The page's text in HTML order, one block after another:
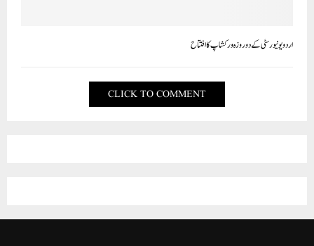
اردو یونیورسٹی کے دو روزہ ورکشاپ کا افتتاح
CLICK TO COMMENT